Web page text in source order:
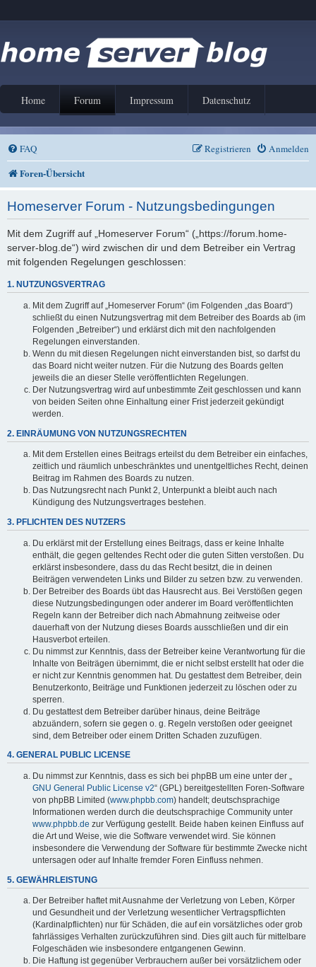
Home Forum Impressum Datenschutz
FAQ Anmelden
Registrieren
Foren-Übersicht
Homeserver Forum - Nutzungsbedingungen
Mit dem Zugriff auf „Homeserver Forum“ („https://forum.home-
server-blog.de“) wird zwischen dir und dem Betreiber ein Vertrag
mit folgenden Regelungen geschlossen:
1. NUTZUNGSVERTRAG
Mit dem Zugriff auf „Homeserver Forum“ (im Folgenden „das Board“)
schließt du einen Nutzungsvertrag mit dem Betreiber des Boards ab (im
Folgenden „Betreiber“) und erklärst dich mit den nachfolgenden
Regelungen einverstanden.
Wenn du mit diesen Regelungen nicht einverstanden bist, so darfst du
das Board nicht weiter nutzen. Für die Nutzung des Boards gelten
jeweils die an dieser Stelle veröffentlichten Regelungen.
Der Nutzungsvertrag wird auf unbestimmte Zeit geschlossen und kann
von beiden Seiten ohne Einhaltung einer Frist jederzeit gekündigt
werden.
2. EINRÄUMUNG VON NUTZUNGSRECHTEN
Mit dem Erstellen eines Beitrags erteilst du dem Betreiber ein einfaches,
zeitlich und räumlich unbeschränktes und unentgeltliches Recht, deinen
Beitrag im Rahmen des Boards zu nutzen.
Das Nutzungsrecht nach Punkt 2, Unterpunkt a bleibt auch nach
Kündigung des Nutzungsvertrages bestehen.
3. PFLICHTEN DES NUTZERS
Du erklärst mit der Erstellung eines Beitrags, dass er keine Inhalte
enthält, die gegen geltendes Recht oder die guten Sitten verstoßen. Du
erklärst insbesondere, dass du das Recht besitzt, die in deinen
Beiträgen verwendeten Links und Bilder zu setzen bzw. zu verwenden.
Der Betreiber des Boards übt das Hausrecht aus. Bei Verstößen gegen
diese Nutzungsbedingungen oder anderer im Board veröffentlichten
Regeln kann der Betreiber dich nach Abmahnung zeitweise oder
dauerhaft von der Nutzung dieses Boards ausschließen und dir ein
Hausverbot erteilen.
Du nimmst zur Kenntnis, dass der Betreiber keine Verantwortung für die
Inhalte von Beiträgen übernimmt, die er nicht selbst erstellt hat oder die
er nicht zur Kenntnis genommen hat. Du gestattest dem Betreiber, dein
Benutzerkonto, Beiträge und Funktionen jederzeit zu löschen oder zu
sperren.
Du gestattest dem Betreiber darüber hinaus, deine Beiträge
abzuändern, sofern sie gegen o. g. Regeln verstoßen oder geeignet
sind, dem Betreiber oder einem Dritten Schaden zuzufügen.
4. GENERAL PUBLIC LICENSE
Du nimmst zur Kenntnis, dass es sich bei phpBB um eine unter der „
GNU General Public License v2“ (GPL) bereitgestellten Foren-Software
von phpBB Limited (www.phpbb.com) handelt; deutschsprachige
Informationen werden durch die deutschsprachige Community unter
www.phpbb.de zur Verfügung gestellt. Beide haben keinen Einfluss auf
die Art und Weise, wie die Software verwendet wird. Sie können
insbesondere die Verwendung der Software für bestimmte Zwecke nicht
untersagen oder auf Inhalte fremder Foren Einfluss nehmen.
5. GEWÄHRLEISTUNG
Der Betreiber haftet mit Ausnahme der Verletzung von Leben, Körper
und Gesundheit und der Verletzung wesentlicher Vertragspflichten
(Kardinalpflichten) nur für Schäden, die auf ein vorsätzliches oder grob
fahrlässiges Verhalten zurückzuführen sind. Dies gilt auch für mittelbare
Folgeschäden wie insbesondere entgangenen Gewinn.
Die Haftung ist gegenüber Verbrauchern außer bei vorsätzlichem oder